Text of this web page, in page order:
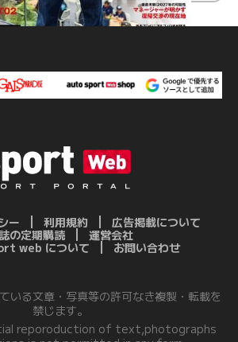
ー 利用規約
広告掲載について
の定期購読
運営会社
web について
お問い合わせ
いる文章・写真等の許可なき複製・転載を
禁じます。
reporoduction of text,photographs